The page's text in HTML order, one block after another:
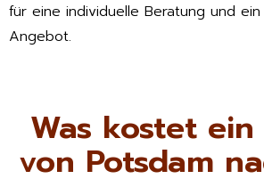
für eine individuelle Beratung und
Angebot.
Was kostet
von Potsdam